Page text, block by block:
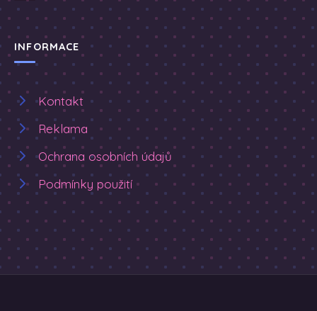
INFORMACE
Kontakt
Reklama
Ochrana osobních údajů
Podmínky použití